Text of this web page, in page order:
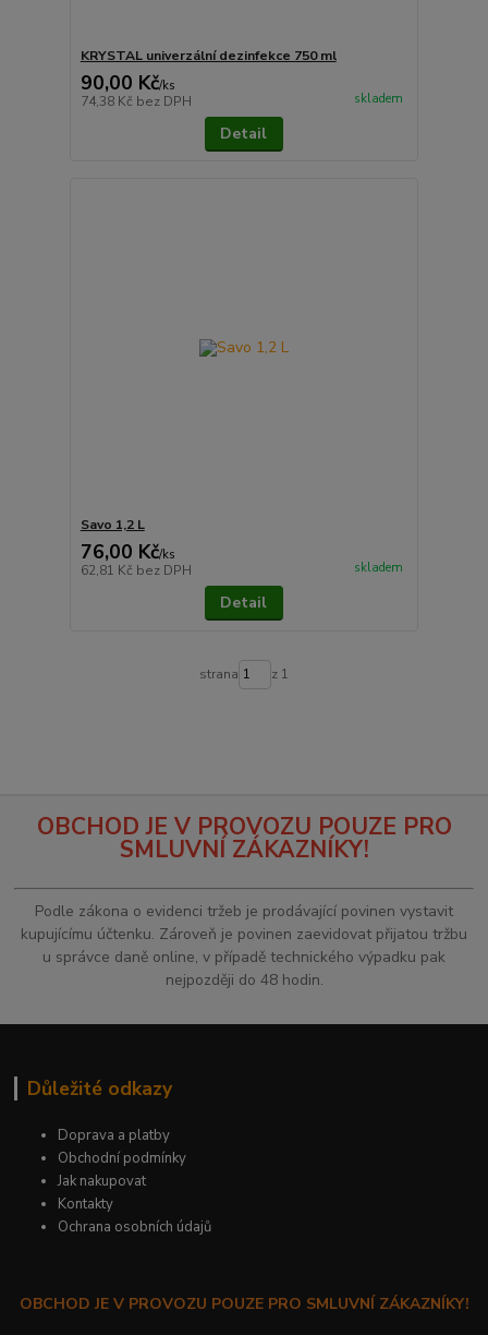
KRYSTAL univerzální dezinfekce 750 ml
90,00 Kč/ks
74,38 Kč bez DPH skladem
Detail
Savo 1,2 L
76,00 Kč/ks
62,81 Kč bez DPH skladem
Detail
strana z 1
OBCHOD JE V PROVOZU POUZE PRO
SMLUVNÍ ZÁKAZNÍKY!
Podle zákona o evidenci tržeb je prodávající povinen vystavit
kupujícímu účtenku. Zároveň je povinen zaevidovat přijatou tržbu
u správce daně online, v případě technického výpadku pak
nejpozději do 48 hodin.
Důležité odkazy
Doprava a platby
Obchodní podmínky
Jak nakupovat
Kontakty
Ochrana osobních údajů
OBCHOD JE V PROVOZU POUZE PRO SMLUVNÍ ZÁKAZNÍKY!